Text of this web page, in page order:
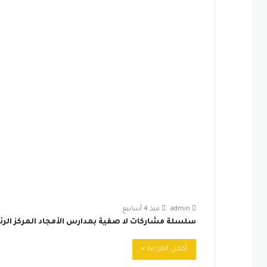
admin منذ 4 أسابيع
سلسلة مشاركات لا صفية بمدارس الأمجاد المركز
أكمل القراءة »